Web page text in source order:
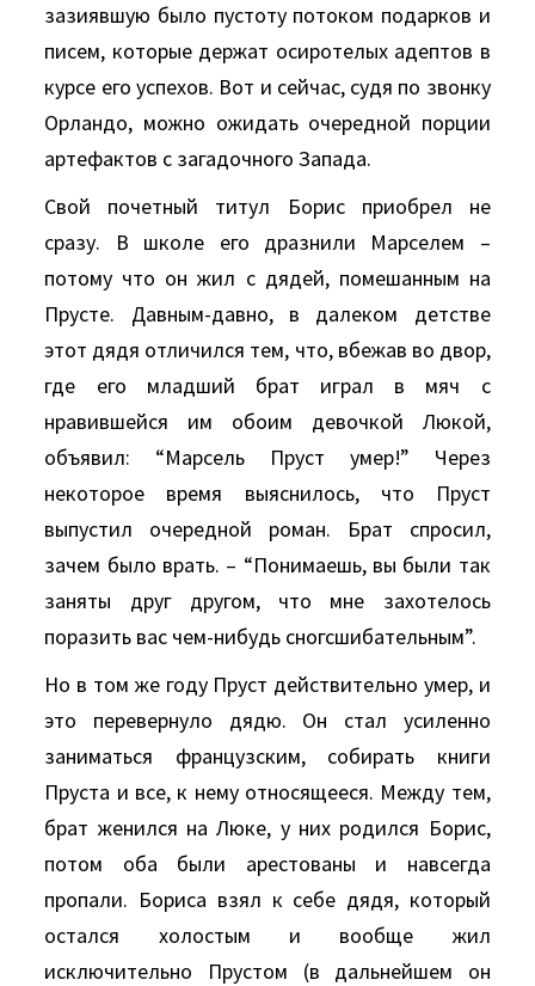
зазиявшую было пустоту потоком подарков и
писем, которые держат осиротелых адептов в
курсе его успехов. Вот и сейчас, судя по звонку
Орландо, можно ожидать очередной порции
артефактов с загадочного Запада.
Свой почетный титул Борис приобрел не
сразу. В школе его дразнили Марселем –
потому что он жил с дядей, помешанным на
Прусте. Давным-давно, в далеком детстве
этот дядя отличился тем, что, вбежав во двор,
где его младший брат играл в мяч с
нравившейся им обоим девочкой Люкой,
объявил: “Марсель Пруст умер!” Через
некоторое время выяснилось, что Пруст
выпустил очередной роман. Брат спросил,
зачем было врать. – “Понимаешь, вы были так
заняты друг другом, что мне захотелось
поразить вас чем-нибудь сногсшибательным”.
Hо в том же году Пруст действительно умер, и
это перевернуло дядю. Он стал усиленно
заниматься французским, собирать книги
Пруста и все, к нему относящееся. Между тем,
брат женился на Люке, у них родился Борис,
потом оба были арестованы и навсегда
пропали. Бориса взял к себе дядя, который
остался холостым и вообще жил
исключительно Прустом (в дальнейшем он